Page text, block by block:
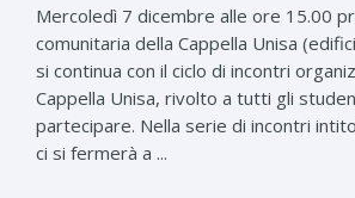
Mercoledì 7 dicembre alle ore 15.00
comunitaria della Cappella Unisa
si continua con il ciclo di incontri
Cappella Unisa, rivolto a tutti gli
partecipare. Nella serie di incontri
ci si fermerà a ...